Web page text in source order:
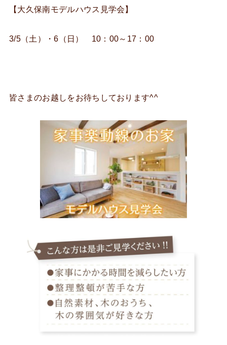
【大久保南モデルハウス見学会】
3/5（土）・6（日） 10：00～17：00
皆さまのお越しをお待ちしております^^